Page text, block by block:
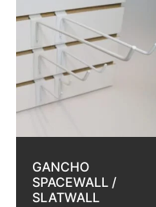
GANCHO
SPACEWALL /
SLATWALL